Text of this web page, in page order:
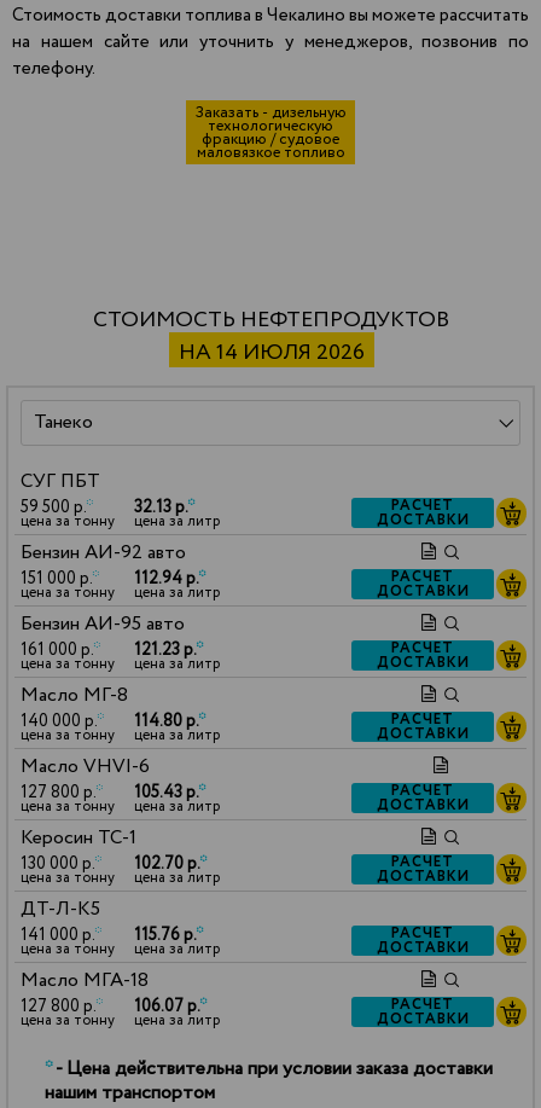
Стоимость доставки топлива в Чекалино вы можете рассчитать
на нашем сайте или уточнить у менеджеров, позвонив по
телефону.
Заказать - дизельную
технологическую
фракцию / судовое
маловязкое топливо
СТОИМОСТЬ НЕФТЕПРОДУКТОВ
НА 14 ИЮЛЯ 2026
СУГ ПБТ
59 500 р.*
цена за тонну
32.13 р.*
цена за литр
РАСЧЕТ
ДОСТАВКИ
Бензин АИ-92 авто
151 000 р.*
цена за тонну
112.94 р.*
цена за литр
РАСЧЕТ
ДОСТАВКИ
Бензин АИ-95 авто
161 000 р.*
цена за тонну
121.23 р.*
цена за литр
РАСЧЕТ
ДОСТАВКИ
Масло МГ-8
140 000 р.*
цена за тонну
114.80 р.*
цена за литр
РАСЧЕТ
ДОСТАВКИ
Масло VHVI-6
127 800 р.*
цена за тонну
105.43 р.*
цена за литр
РАСЧЕТ
ДОСТАВКИ
Керосин ТС-1
130 000 р.*
цена за тонну
102.70 р.*
цена за литр
РАСЧЕТ
ДОСТАВКИ
ДТ-Л-К5
141 000 р.*
цена за тонну
115.76 р.*
цена за литр
РАСЧЕТ
ДОСТАВКИ
Масло МГА-18
127 800 р.*
цена за тонну
106.07 р.*
цена за литр
РАСЧЕТ
ДОСТАВКИ
*- Цена действительна при условии заказа доставки
нашим транспортом